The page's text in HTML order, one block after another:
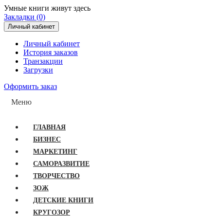
Умные книги живут здесь
Закладки (0)
Личный кабинет
Личный кабинет
История заказов
Транзакции
Загрузки
Оформить заказ
Меню
ГЛАВНАЯ
БИЗНЕС
МАРКЕТИНГ
САМОРАЗВИТИЕ
ТВОРЧЕСТВО
ЗОЖ
ДЕТСКИЕ КНИГИ
КРУГОЗОР